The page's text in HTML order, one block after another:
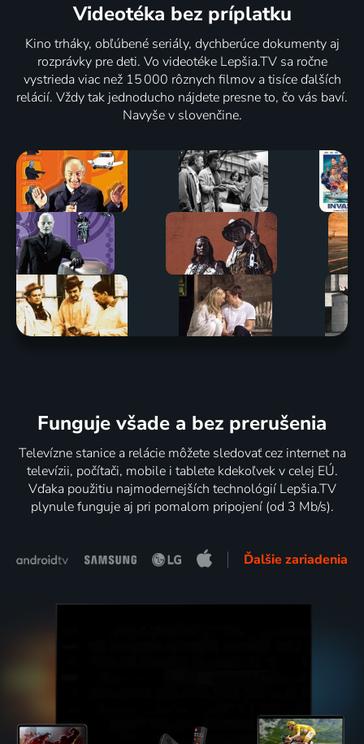
Videotéka bez príplatku
Kino trháky, obľúbené seriály, dychberúce dokumenty aj
rozprávky pre deti. Vo videotéke Lepšia.TV sa ročne
vystrieda viac než 15 000 rôznych filmov a tisíce ďalších
relácií. Vždy tak jednoducho nájdete presne to, čo vás baví.
Navyše v slovenčine.
Funguje všade a bez prerušenia
Televízne stanice a relácie môžete sledovať cez internet na
televízii, počítači, mobile i tablete kdekoľvek v celej EÚ.
Vďaka použitiu najmodernejších technológií Lepšia.TV
plynule funguje aj pri pomalom pripojení (od 3 Mb/s).
Ďalšie zariadenia